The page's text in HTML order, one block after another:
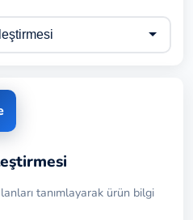
tanımlayarak ürün bilgi